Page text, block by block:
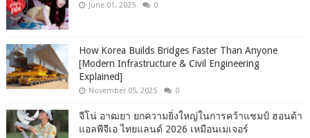
June 01, 2025 0
How Korea Builds Bridges Faster Than Anyone
[Modern Infrastructure & Civil Engineering
Explained]
November 05, 2025 0
จีโน่ อาฒยา ยกความยิ่งใหญ่ในการคว้าแชมป์ ฮอนด้า
แอลพีจีเอ ไทยแลนด์ 2026 เหมือนเมเจอร์